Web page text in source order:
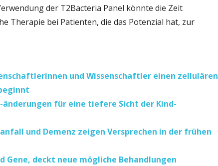
der T2Bacteria Panel könnte die Zeit
Therapie bei Patienten, die das Potenzial hat, zur
und Wissenschaftler einen zellulären
für eine tiefere Sicht der Kind-
und Demenz zeigen Versprechen in der frühen
Gene, deckt neue mögliche Behandlungen